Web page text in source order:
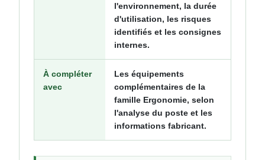
l'environnement, la durée
d'utilisation, les risques
identifiés et les consignes
internes.
À compléter
avec
Les équipements
complémentaires de la
famille Ergonomie, selon
l'analyse du poste et les
informations fabricant.